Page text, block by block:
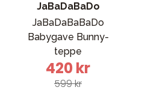
JaBaDaBaDo
JaBaDaBaBaDo
Babygave Bunny-
teppe
420 kr
599 kr